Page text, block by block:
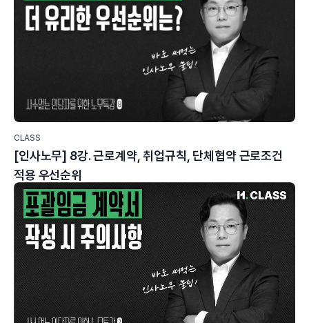
CLASS
[인사노무] 8강. 근로계약, 취업규칙, 단체협약 근로조건
적용 우선순위